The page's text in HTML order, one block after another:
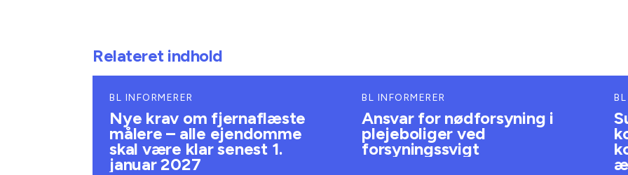
Relateret indhold
BL INFORMERER
Nye krav om fjernaflæste
målere – alle ejendomme
skal være klar senest 1.
januar 2027
BL INFORMERER
Ansvar for nødforsyning i
plejeboliger ved
forsyningssvigt